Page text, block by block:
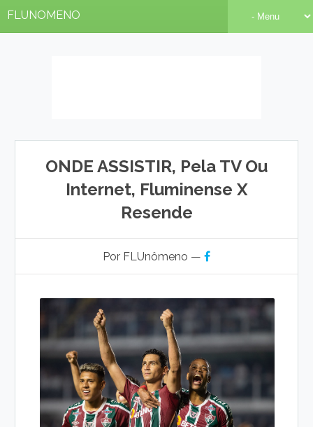
FLUNOMENO
ONDE ASSISTIR, Pela TV Ou
Internet, Fluminense X
Resende
Por FLUnômeno —